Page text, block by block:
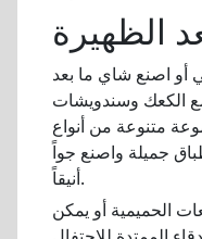
الظهيرة
أو اصنع شاي ما بعد
الكعك وسندويشات
متنوعة من أنواع
جميلة واصنع جواً
أنيقاً.
الحميمية أو يمكن